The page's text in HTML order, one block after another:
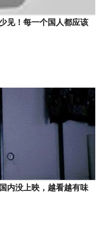
见！每一个国人都应该
内没上映，越看越有味